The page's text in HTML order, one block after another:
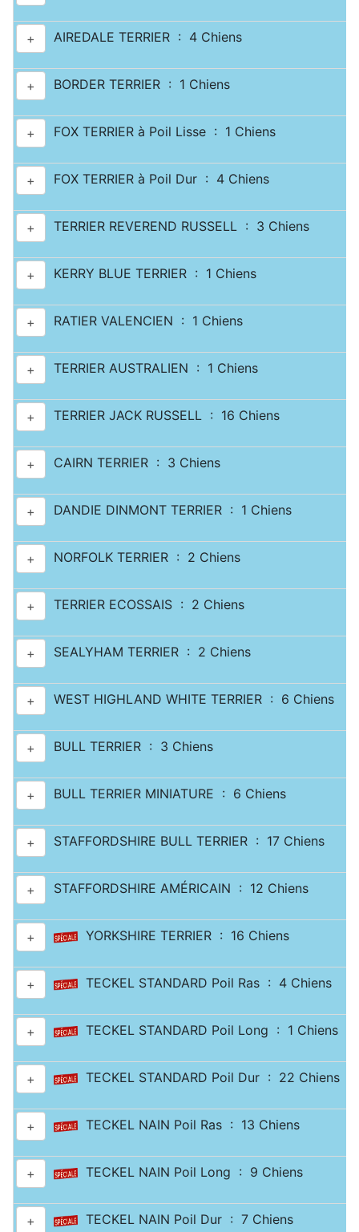
+ AIREDALE TERRIER : 4 Chiens
+ BORDER TERRIER : 1 Chiens
+ FOX TERRIER à Poil Lisse : 1 Chiens
+ FOX TERRIER à Poil Dur : 4 Chiens
+ TERRIER REVEREND RUSSELL : 3 Chiens
+ KERRY BLUE TERRIER : 1 Chiens
+ RATIER VALENCIEN : 1 Chiens
+ TERRIER AUSTRALIEN : 1 Chiens
+ TERRIER JACK RUSSELL : 16 Chiens
+ CAIRN TERRIER : 3 Chiens
+ DANDIE DINMONT TERRIER : 1 Chiens
+ NORFOLK TERRIER : 2 Chiens
+ TERRIER ECOSSAIS : 2 Chiens
+ SEALYHAM TERRIER : 2 Chiens
+ WEST HIGHLAND WHITE TERRIER : 6 Chiens
+ BULL TERRIER : 3 Chiens
+ BULL TERRIER MINIATURE : 6 Chiens
+ STAFFORDSHIRE BULL TERRIER : 17 Chiens
+ STAFFORDSHIRE AMÉRICAIN : 12 Chiens
+ YORKSHIRE TERRIER : 16 Chiens
+ TECKEL STANDARD Poil Ras : 4 Chiens
+ TECKEL STANDARD Poil Long : 1 Chiens
+ TECKEL STANDARD Poil Dur : 22 Chiens
+ TECKEL NAIN Poil Ras : 13 Chiens
+ TECKEL NAIN Poil Long : 9 Chiens
+ TECKEL NAIN Poil Dur : 7 Chiens